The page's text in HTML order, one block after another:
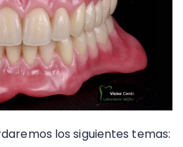
los siguientes temas: